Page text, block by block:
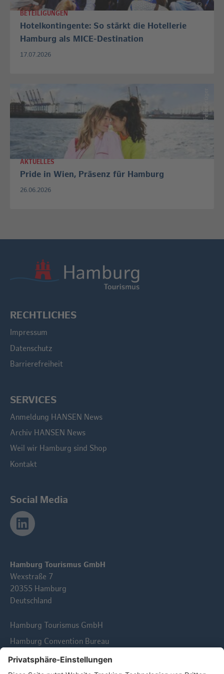
©
BETEILIGUNGEN
Hotelkontingente: So stärkt die Hotellerie
Hamburg als MICE-Destination
17.07.2026
Felix Krüger
AKTUELLES
Pride in Wien, Präsenz für Hamburg
26.06.2026
Hamburg Tourismus GmbH
Wexstraße 7
20355 Hamburg
Deutschland
Hamburg Tourismus GmbH
Hamburg Convention Bureau
RECHTLICHES
Impressum
Datenschutz
Barrierefreiheit
SERVICES
Anmeldung HANSEN News
Archiv HANSEN News
Weil wir Hamburg sind Shop
Kontakt
Social Media